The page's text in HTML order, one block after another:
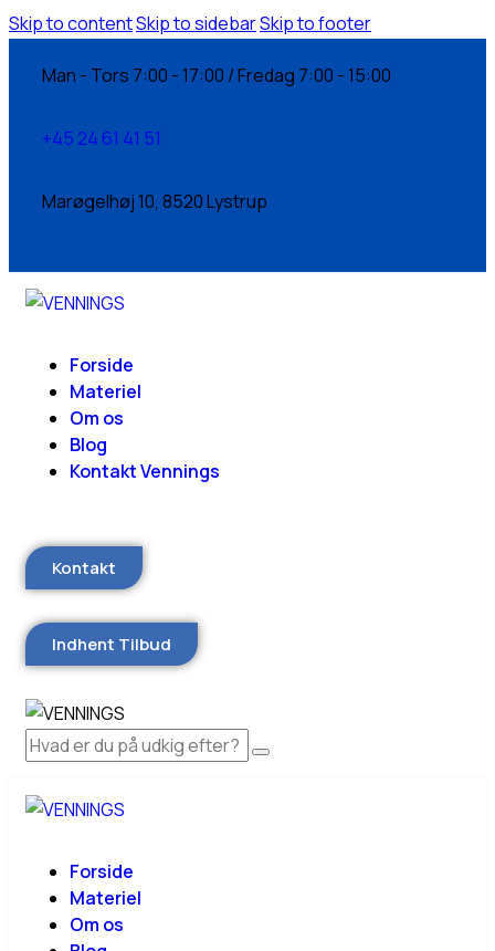
Skip to contentSkip to sidebarSkip to footer
Man - Tors 7:00 - 17:00 / Fredag 7:00 - 15:00
+45 24 61 41 51
Marøgelhøj 10, 8520 Lystrup
Forside
Materiel
Om os
Blog
Kontakt Vennings
Kontakt
Indhent Tilbud
Forside
Materiel
Om os